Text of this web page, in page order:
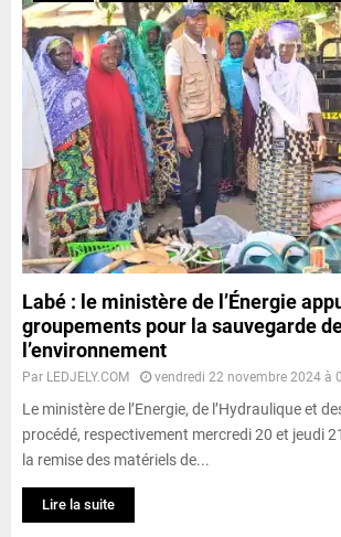
Labé : le ministère de l’Énergie
groupements pour la sauvegarde
l’environnement
Par LEDJELY.COM vendredi 22 novembre 2024 à
Le ministère de l’Energie, de l’Hydraulique et
procédé, respectivement mercredi 20 et jeudi
la remise des matériels de...
Lire la suite